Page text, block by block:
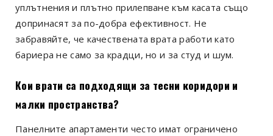
уплътнения и плътно прилепване към касата също
допринасят за по-добра ефективност. Не
забравяйте, че качествената врата работи като
бариера не само за крадци, но и за студ и шум.
Кои врати са подходящи за тесни коридори и
малки пространства?
Панелните апартаменти често имат ограничено